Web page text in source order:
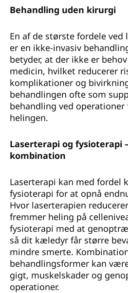
Behandling uden kirurgi
En af de største fordele ved
er en ikke-invasiv
betyder, at der ikke er
medicin, hvilket reducerer
komplikationer og
behandlingen ofte som
behandling ved
helingen.
Laserterapi og fysioterapi
kombination
Laserterapi kan med fordel
fysioterapi for at opnå
Hvor laserterapien
fremmer heling på
fysioterapi med at
så dit kæledyr får større
mindre smerte.
behandlingsformer kan
gigt, muskelskader og
operationer.